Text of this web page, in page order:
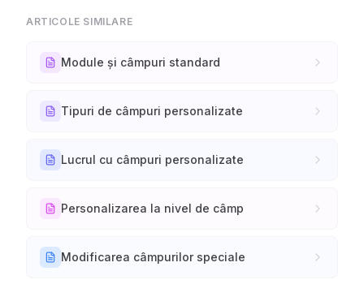
ARTICOLE SIMILARE
Module și câmpuri standard
Tipuri de câmpuri personalizate
Lucrul cu câmpuri personalizate
Personalizarea la nivel de câmp
Modificarea câmpurilor speciale